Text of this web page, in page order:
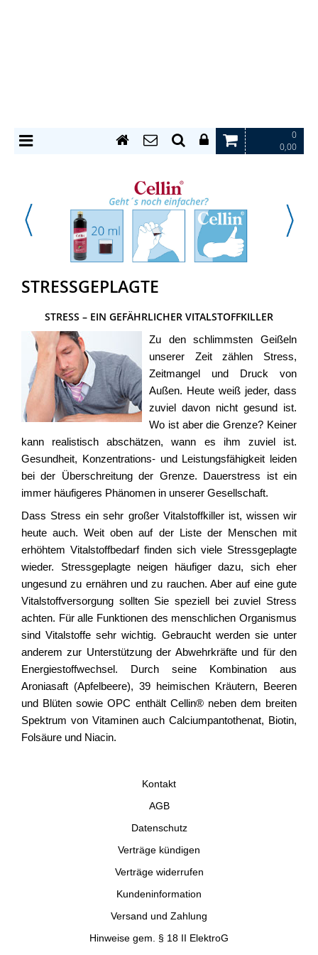
0
0,00
STRESSGEPLAGTE
STRESS – EIN GEFÄHRLICHER VITALSTOFFKILLER
Zu den schlimmsten Geißeln
unserer Zeit zählen Stress,
Zeitmangel und Druck von
Außen. Heute weiß jeder, dass
zuviel davon nicht gesund ist.
Wo ist aber die Grenze? Keiner
kann realistisch abschätzen, wann es ihm zuviel ist.
Gesundheit, Konzentrations- und Leistungsfähigkeit leiden
bei der Überschreitung der Grenze. Dauerstress ist ein
immer häufigeres Phänomen in unserer Gesellschaft.
Dass Stress ein sehr großer Vitalstoffkiller ist, wissen wir
heute auch. Weit oben auf der Liste der Menschen mit
erhöhtem Vitalstoffbedarf finden sich viele Stressgeplagte
wieder. Stressgeplagte neigen häufiger dazu, sich eher
ungesund zu ernähren und zu rauchen. Aber auf eine gute
Vitalstoffversorgung sollten Sie speziell bei zuviel Stress
achten. Für alle Funktionen des menschlichen Organismus
sind Vitalstoffe sehr wichtig. Gebraucht werden sie unter
anderem zur Unterstützung der Abwehrkräfte und für den
Energiestoffwechsel. Durch seine Kombination aus
Aroniasaft (Apfelbeere), 39 heimischen Kräutern, Beeren
und Blüten sowie OPC enthält Cellin® neben dem breiten
Spektrum von Vitaminen auch Calciumpantothenat, Biotin,
Folsäure und Niacin.
Kontakt
AGB
Datenschutz
Verträge kündigen
Verträge widerrufen
Kundeninformation
Versand und Zahlung
Hinweise gem. § 18 II ElektroG